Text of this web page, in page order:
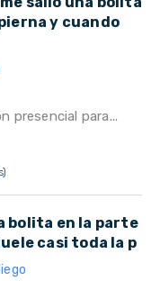
y cuando
presencial para...
bolita en la parte
casi toda la p